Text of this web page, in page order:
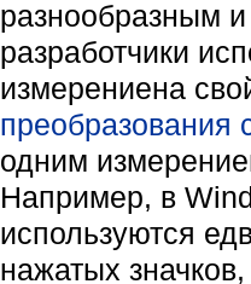
разнообразным
разработчики
измерениена
одним
Например, в
используются
нажатых